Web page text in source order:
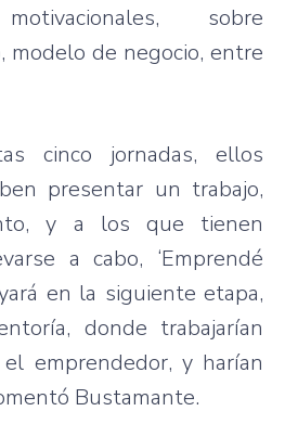
sobre
modelo de negocio, entre
cinco jornadas, ellos
presentar un trabajo,
y a los que tienen
a cabo, ‘Emprendé
en la siguiente etapa,
donde trabajarían
emprendedor, y harían
Bustamante.